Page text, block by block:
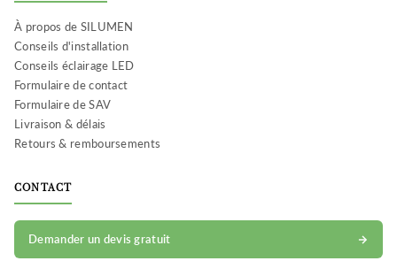
À propos de SILUMEN
Conseils d'installation
Conseils éclairage LED
Formulaire de contact
Formulaire de SAV
Livraison & délais
Retours & remboursements
CONTACT
Demander un devis gratuit